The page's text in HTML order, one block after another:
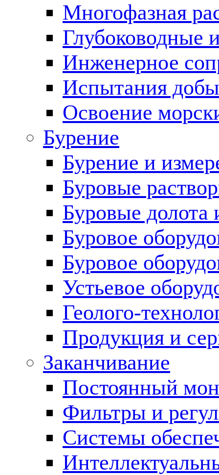
Многофазная
Глубоководные
Инженерное
Испытания
Освоение
Бурение
Бурение и
Буровые
Буровые долота
Буровое
Буровое
Устьевое
Геолого-
Продукция и
Заканчивание
Постоянный
Фильтры и
Cистемы